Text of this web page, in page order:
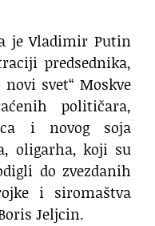
je Vladimir Putin
predsednika,
svet“ Moskve
političara,
i novog soja
oligarha, koji su
do zvezdanih
i siromaštva
Jeljcin.